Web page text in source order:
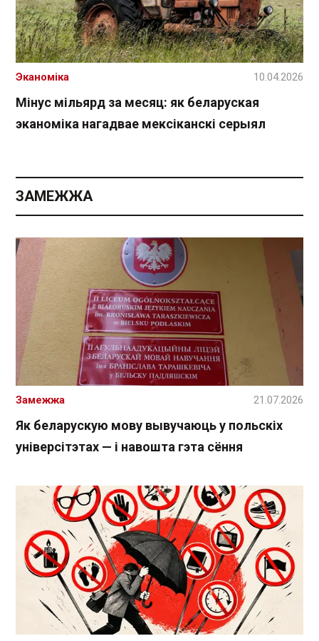
Мінус мільярд за месяц: як беларуская
эканоміка нагадвае мексіканскі серыял
Эканоміка 10.04.2026
ЗАМЕЖЖА
Як беларускую мову вывучаюць у польскіх
універсітэтах — і навошта гэта сёння
Замежжа 21.07.2026